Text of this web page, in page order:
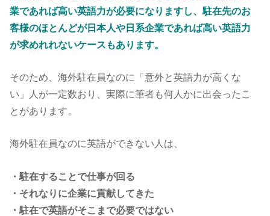
業であれば高い英語力が必要になりますし、駐在先のお
客様のほとんどが日本人や日系企業であれば高い英語力
が求めれれないケースもあります。
そのため、海外駐在員なのに「意外と英語力が高くな
い」人が一定数おり、実際に筆者も何人かに出会ったこ
とがあります。
海外駐在員なのに英語ができない人は、
・駐在することで仕事が回る
・それなりに企業に貢献してきた
・駐在で英語がそこまで必要ではない